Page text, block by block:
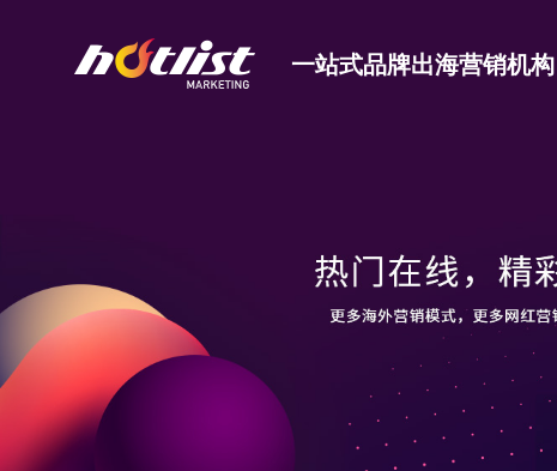
一站式品牌出海营销机构